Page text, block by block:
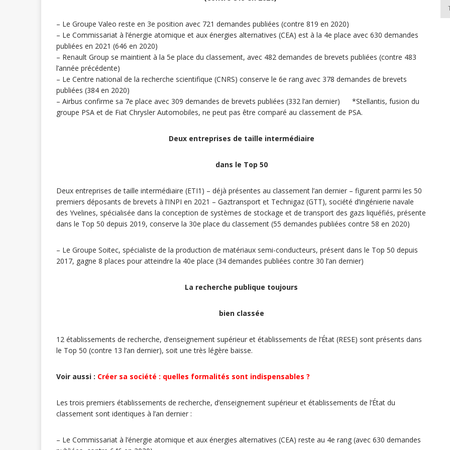
– Le Groupe Valeo reste en 3e position avec 721 demandes publiées (contre 819 en 2020)
– Le Commissariat à l’énergie atomique et aux énergies alternatives (CEA) est à la 4e place avec 630 demandes
publiées en 2021 (646 en 2020)
– Renault Group se maintient à la 5e place du classement, avec 482 demandes de brevets publiées (contre 483
l’année précédente)
– Le Centre national de la recherche scientifique (CNRS) conserve le 6e rang avec 378 demandes de brevets
publiées (384 en 2020)
– Airbus confirme sa 7e place avec 309 demandes de brevets publiées (332 l’an dernier) *Stellantis, fusion du
groupe PSA et de Fiat Chrysler Automobiles, ne peut pas être comparé au classement de PSA.
Deux entreprises de taille intermédiaire
dans le Top 50
Deux entreprises de taille intermédiaire (ETI1) – déjà présentes au classement l’an dernier – figurent parmi les 50
premiers déposants de brevets à l’INPI en 2021 – Gaztransport et Technigaz (GTT), société d’ingénierie navale
des Yvelines, spécialisée dans la conception de systèmes de stockage et de transport des gazs liquéfiés, présente
dans le Top 50 depuis 2019, conserve la 30e place du classement (55 demandes publiées contre 58 en 2020)
– Le Groupe Soitec, spécialiste de la production de matériaux semi-conducteurs, présent dans le Top 50 depuis
2017, gagne 8 places pour atteindre la 40e place (34 demandes publiées contre 30 l’an dernier)
La recherche publique toujours
bien classée
12 établissements de recherche, d’enseignement supérieur et établissements de l’État (RESE) sont présents dans
le Top 50 (contre 13 l’an dernier), soit une très légère baisse.
Voir aussi : Créer sa société : quelles formalités sont indispensables ?
Les trois premiers établissements de recherche, d’enseignement supérieur et établissements de l’État du
classement sont identiques à l’an dernier :
– Le Commissariat à l’énergie atomique et aux énergies alternatives (CEA) reste au 4e rang (avec 630 demandes